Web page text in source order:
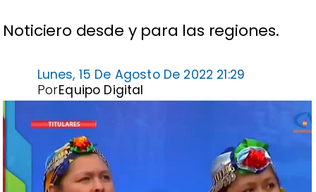
Noticiero desde y para las regiones.
Lunes, 15 De Agosto De 2022 21:29
Equipo Digital
Por